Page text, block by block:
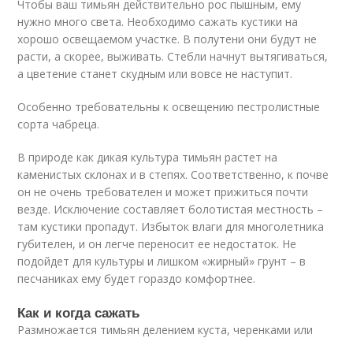
Чтобы ваш тимьян действительно рос пышным, ему
нужно много света. Необходимо сажать кустики на
хорошо освещаемом участке. В полутени они будут не
расти, а скорее, выживать. Стебли начнут вытягиваться,
а цветение станет скудным или вовсе не наступит.
Особенно требовательны к освещению пестролистные
сорта чабреца.
В природе как дикая культура тимьян растет на
каменистых склонах и в степях. Соответственно, к почве
он не очень требователен и может прижиться почти
везде. Исключение составляет болотистая местность –
там кустики пропадут. Избыток влаги для многолетника
губителен, и он легче переносит ее недостаток. Не
подойдет для культуры и лишком «жирный» грунт – в
песчаниках ему будет гораздо комфортнее.
Как и когда сажать
Размножается тимьян делением куста, черенками или